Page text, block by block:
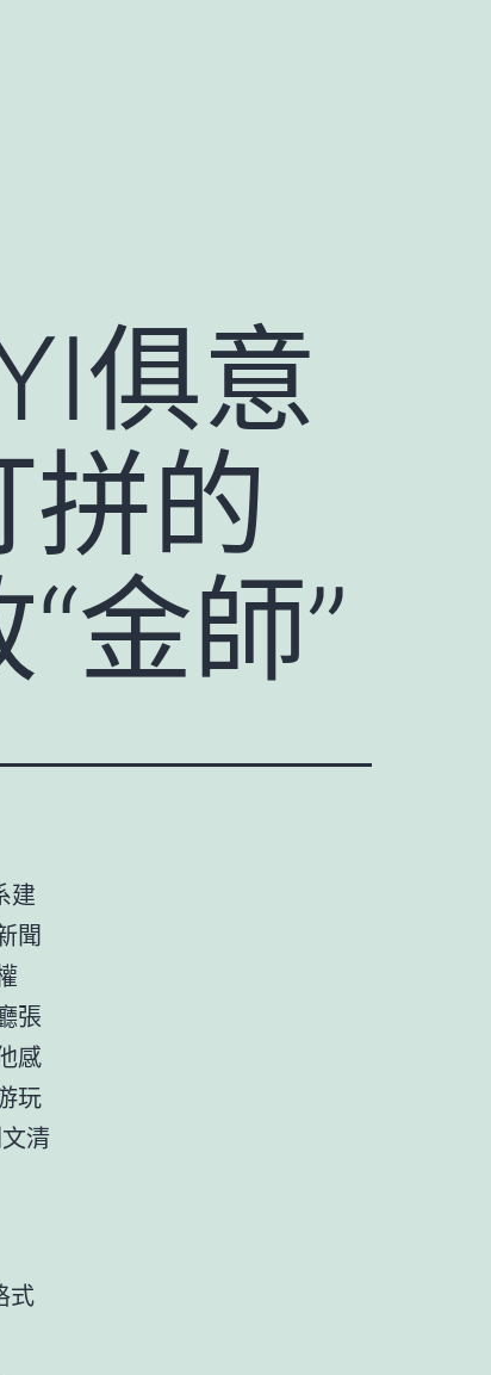
俱意
拼的
金師”
建
聞
張
感
玩
清
式